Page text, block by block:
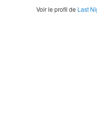
Voir le profil de Last